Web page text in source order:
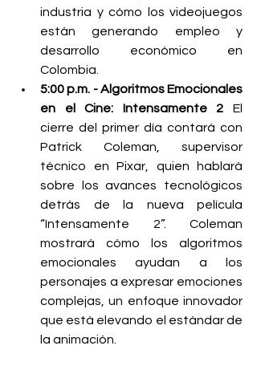
industria y cómo los videojuegos
están generando empleo y
desarrollo económico en
Colombia.
5:00 p.m. - Algoritmos Emocionales
en el Cine: Intensamente 2 El
cierre del primer día contará con
Patrick Coleman, supervisor
técnico en Pixar, quien hablará
sobre los avances tecnológicos
detrás de la nueva película
“Intensamente 2”. Coleman
mostrará cómo los algoritmos
emocionales ayudan a los
personajes a expresar emociones
complejas, un enfoque innovador
que está elevando el estándar de
la animación.